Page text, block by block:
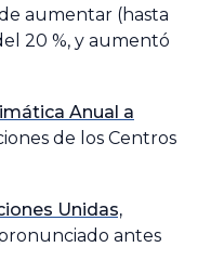
aumentar (hasta
20 %, y aumentó
Anual a
de los Centros
Unidas,
antes